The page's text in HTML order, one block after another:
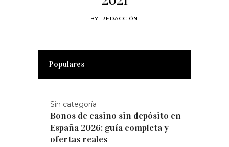
BY REDACCIÓN
Populares
Sin categoría
Bonos de casino sin depósito en
España 2026: guía completa y
ofertas reales